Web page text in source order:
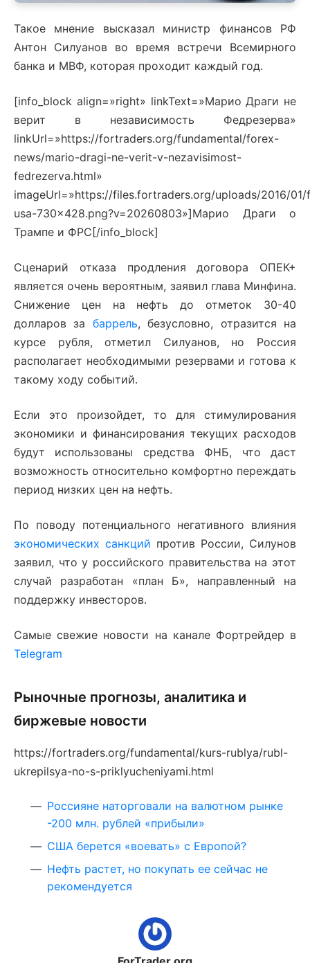
Такое мнение высказал министр финансов РФ
Антон Силуанов во время встречи Всемирного
банка и МВФ, которая проходит каждый год.
[info_block align=»right» linkText=»Марио Драги не
верит в независимость Федрезерва»
linkUrl=»https://fortraders.org/fundamental/forex-
news/mario-dragi-ne-verit-v-nezavisimost-
fedrezerva.html»
imageUrl=»https://files.fortraders.org/uploads/2016/
usa-730×428.png?v=20260803»]Марио Драги о
Трампе и ФРС[/info_block]
Сценарий отказа продления договора ОПЕК+
является очень вероятным, заявил глава Минфина.
Снижение цен на нефть до отметок 30-40
долларов за баррель, безусловно, отразится на
курсе рубля, отметил Силуанов, но Россия
располагает необходимыми резервами и готова к
такому ходу событий.
Если это произойдет, то для стимулирования
экономики и финансирования текущих расходов
будут использованы средства ФНБ, что даст
возможность относительно комфортно переждать
период низких цен на нефть.
По поводу потенциального негативного влияния
экономических санкций против России, Силунов
заявил, что у российского правительства на этот
случай разработан «план Б», направленный на
поддержку инвесторов.
Самые свежие новости на канале Фортрейдер в
Telegram
Рыночные прогнозы, аналитика и
биржевые новости
https://fortraders.org/fundamental/kurs-rublya/rubl-
ukrepilsya-no-s-priklyucheniyami.html
Россияне наторговали на валютном рынке
-200 млн. рублей «прибыли»
США берется «воевать» с Европой?
Нефть растет, но покупать ее сейчас не
рекомендуется